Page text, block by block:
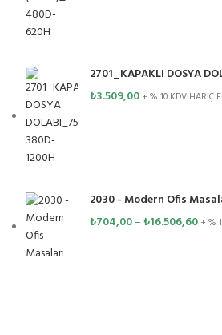
2701_KAPAKLI DOSYA
₺3.509,00 + % 10 KDV HARİÇ
2030 - Modern Ofis
₺704,00–₺16.506,60 + %